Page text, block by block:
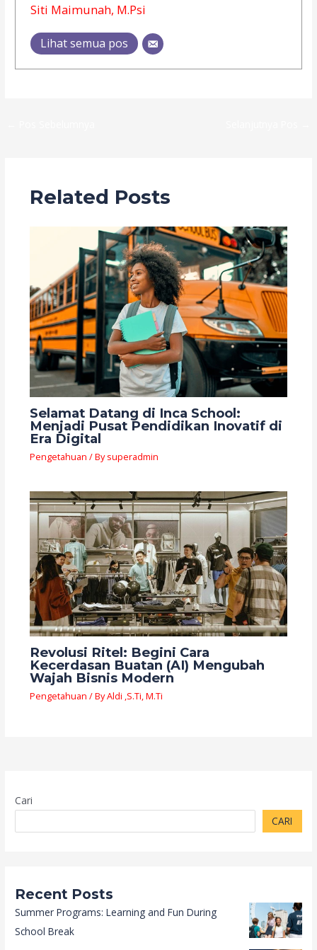
Siti Maimunah, M.Psi
Lihat semua pos
Related Posts
Selamat Datang di Inca School:
Menjadi Pusat Pendidikan Inovatif di
Era Digital
Pengetahuan / Bysuperadmin
Revolusi Ritel: Begini Cara
Kecerdasan Buatan (AI) Mengubah
Wajah Bisnis Modern
Pengetahuan / ByAldi ,S.Ti, M.Ti
Cari
CARI
Recent Posts
Summer Programs: Learning and Fun During
School Break